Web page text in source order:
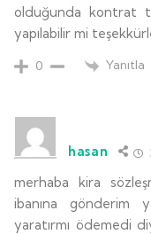
olduğunda kontrat
yapılabilir mi
0 Yanıtla
hasan
merhaba kira
ibanına gönderim
yaratırmı ödemedi